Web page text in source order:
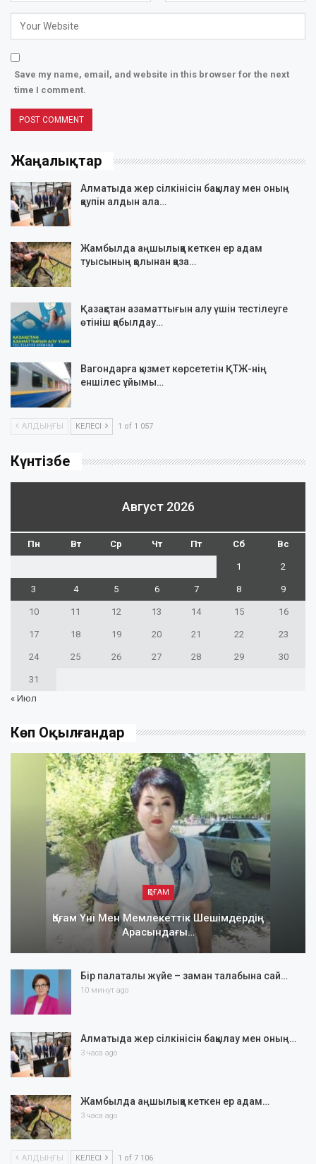
Save my name, email, and website in this browser for the next
time I comment.
Жаңалықтар
Алматыда жер сілкінісін бақылау мен оның
қаупін алдын ала…
Жамбылда аңшылыққа кеткен ер адам
туысының қолынан қаза…
Қазақстан азаматтығын алу үшін тестілеуге
өтініш қабылдау…
Вагондарға қызмет көрсететін ҚТЖ-нің
еншілес ұйымы…
АЛДЫҢҒЫ КЕЛЕСІ 1 of 1 057
Күнтізбе
Август 2026
Пн Вт Ср Чт Пт Сб Вс
1 2
3 4 5 6 7 8 9
10 11 12 13 14 15 16
17 18 19 20 21 22 23
24 25 26 27 28 29 30
31
« Июл
Көп Оқылғандар
ҚОҒАМ
Қоғам Үні Мен Мемлекеттік Шешімдердің
Арасындағы…
Бір палаталы жүйе – заман талабына сай…
10 минут ago
Алматыда жер сілкінісін бақылау мен оның…
3 часа ago
Жамбылда аңшылыққа кеткен ер адам…
3 часа ago
АЛДЫҢҒЫ КЕЛЕСІ 1 of 7 106